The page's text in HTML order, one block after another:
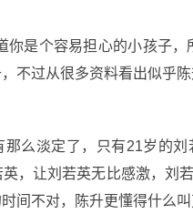
你是个容易担心的小孩子
不过从很多资料看出似乎
那么淡定了，只有21岁的
，让刘若英无比感激，刘
间不对，陈升更懂得什么叫